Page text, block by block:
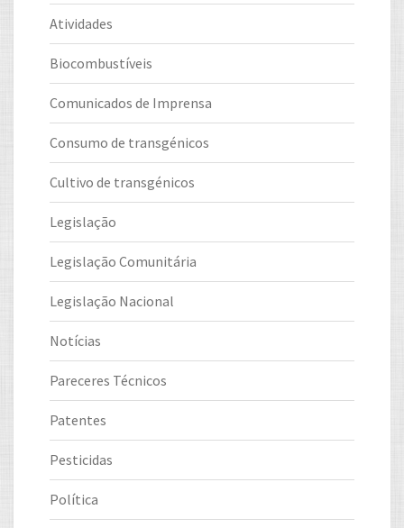
Atividades
Biocombustíveis
Comunicados de Imprensa
Consumo de transgénicos
Cultivo de transgénicos
Legislação
Legislação Comunitária
Legislação Nacional
Notícias
Pareceres Técnicos
Patentes
Pesticidas
Política